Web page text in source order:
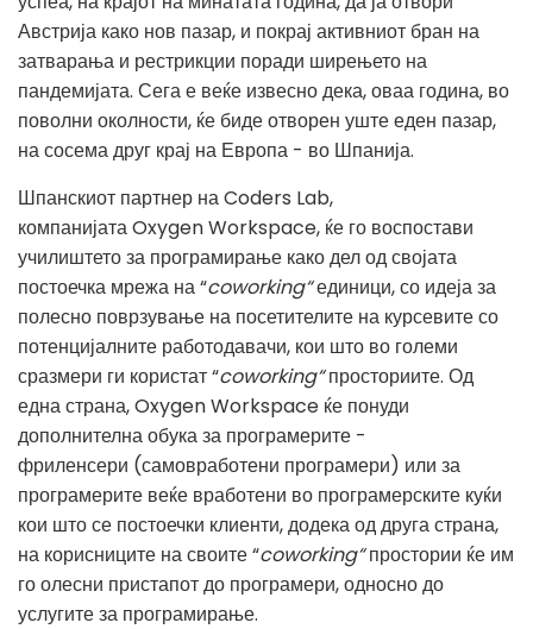
Австрија како нов пазар, и покрај активниот бран на
затварања и рестрикции поради ширењето на
пандемијата. Сега е веќе извесно дека, оваа година, во
поволни околности, ќе биде отворен уште еден пазар,
на сосема друг крај на Европа - во Шпанија.
Шпанскиот партнер на Coders Lab,
компанијатаOxygen Workspace, ќе го воспостави
училиштето за програмирање како дел од својата
постоечка мрежа на “coworking“единици, со идеја за
полесно поврзување на посетителите на курсевите со
потенцијалните работодавачи, кои што во големи
сразмери ги користат “coworking“просториите. Од
една страна, Oxygen Workspace ќе понуди
дополнителна обука за програмерите -
фриленсери (самовработени програмери) или за
програмерите веќе вработени во програмерските куќи
кои што се постоечки клиенти, додека од друга страна,
на корисниците на своите “coworking“простории ќе им
го олесни пристапот до програмери, односно до
услугите за програмирање.